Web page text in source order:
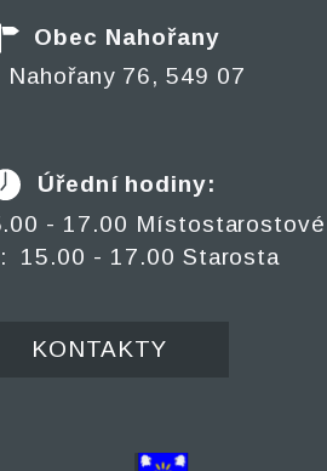
Obec Nahořany
Nahořany 76, 549 07
Úřední hodiny:
- 17.00 Místostarostové
15.00 - 17.00 Starosta
KONTAKTY